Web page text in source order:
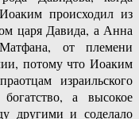
происходил из
царя Давида, а Анна
от племени
потому что Иоаким
израильского
а высокое
другими и соделало